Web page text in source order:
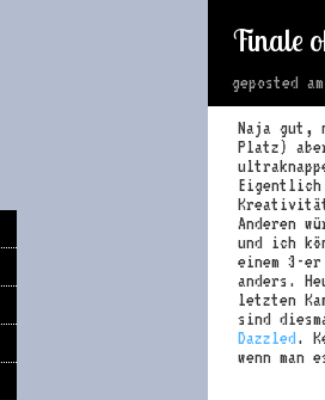
Finale
geposted
Naja gut,
Platz)
Eigentlich
Anderen
und ich
einem 3-
anders.
letzten
sind
Dazzled.
wenn